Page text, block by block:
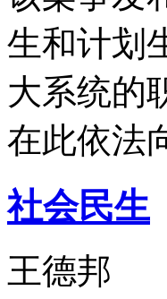
生和计划
大系统的
在此依法
社会民生
王德邦